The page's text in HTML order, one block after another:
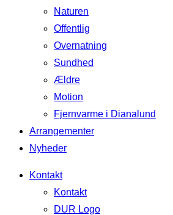
Naturen
Offentlig
Overnatning
Sundhed
Ældre
Motion
Fjernvarme i Dianalund
Arrangementer
Nyheder
Kontakt
Kontakt
DUR Logo